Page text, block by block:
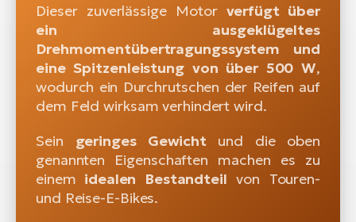
Dieser zuverlässige Motorverfügt über
ein ausgeklügeltes
Drehmomentübertragungssystem und
eine Spitzenleistung von über 500 W,
wodurch ein Durchrutschen der Reifen auf
dem Feld wirksam verhindert wird.
Sein geringes Gewicht und die oben
genannten Eigenschaften machen es zu
einem idealen Bestandteil von Touren-
und Reise-E-Bikes.